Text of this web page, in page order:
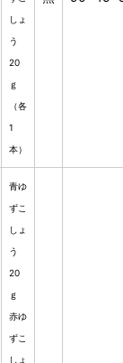
しょ
う
20
ｇ
（各
1
本）
青ゆ
ずこ
しょ
う
20
ｇ
赤ゆ
ずこ
しょ